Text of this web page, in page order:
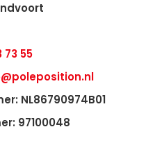
73 55
NL86790974B01
97100048